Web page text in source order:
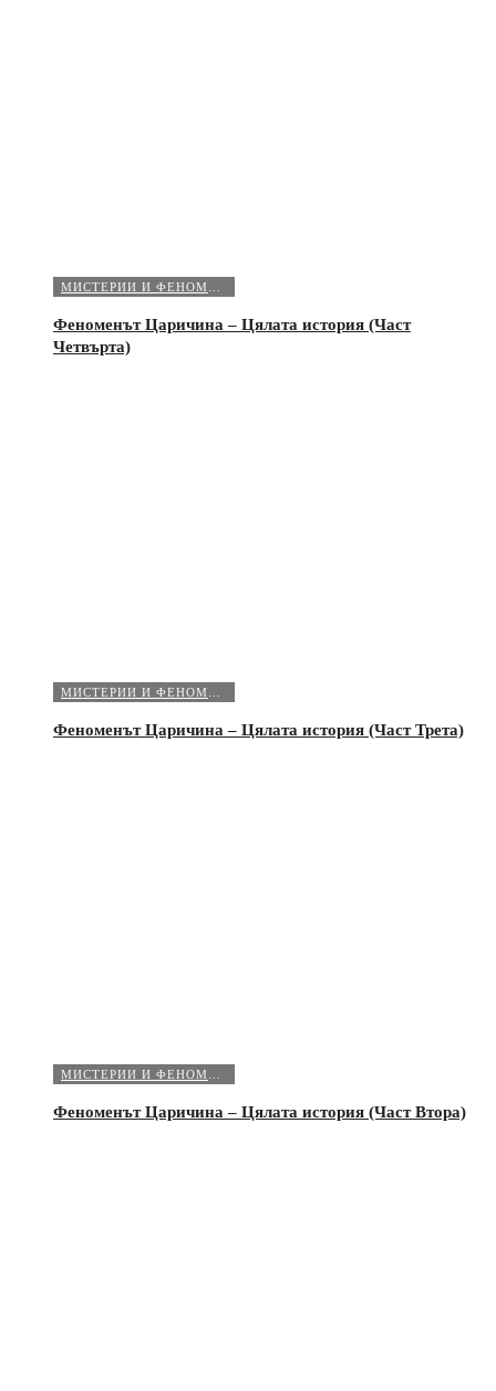
Феноменът Царичина – Цялата история (Част
Четвърта)
Феноменът Царичина – Цялата история (Част Трета)
Феноменът Царичина – Цялата история (Част Втора)